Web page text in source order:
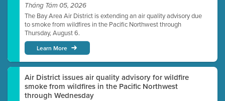
Tháng Tám 05, 2026
The Bay Area Air District is extending an air quality advisory due
to smoke from wildfires in the Pacific Northwest through
Thursday, August 6.
Learn More
Air District issues air quality advisory for wildfire
smoke from wildfires in the Pacific Northwest
through Wednesday